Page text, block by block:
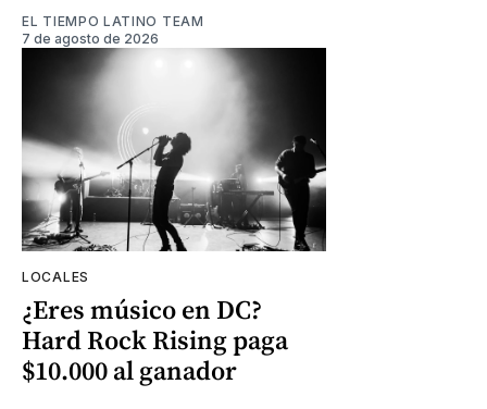
EL TIEMPO LATINO TEAM
7 de agosto de 2026
LOCALES
¿Eres músico en DC?
Hard Rock Rising paga
$10.000 al ganador